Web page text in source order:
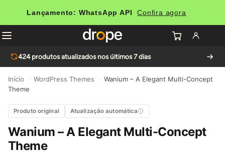
Lançamento: WhatsApp API Confira agora
424produtos atualizados nos últimos 7 dias
Início WordPress Themes
Wanium – A Elegant Multi-Concept
Theme
Produto original Atualização automática
Wanium – A Elegant Multi-Concept
Theme